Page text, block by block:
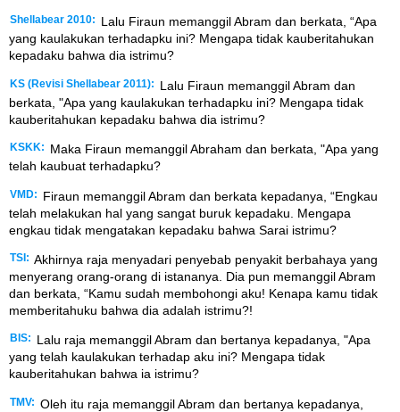
Shellabear 2010:
Lalu Firaun memanggil Abram dan berkata, “Apa
yang kaulakukan terhadapku ini? Mengapa tidak kauberitahukan
kepadaku bahwa dia istrimu?
KS (Revisi Shellabear 2011):
Lalu Firaun memanggil Abram dan
berkata, "Apa yang kaulakukan terhadapku ini? Mengapa tidak
kauberitahukan kepadaku bahwa dia istrimu?
KSKK:
Maka Firaun memanggil Abraham dan berkata, "Apa yang
telah kaubuat terhadapku?
VMD:
Firaun memanggil Abram dan berkata kepadanya, “Engkau
telah melakukan hal yang sangat buruk kepadaku. Mengapa
engkau tidak mengatakan kepadaku bahwa Sarai istrimu?
TSI: Akhirnya raja menyadari penyebab penyakit berbahaya yang
menyerang orang-orang di istananya. Dia pun memanggil Abram
dan berkata, “Kamu sudah membohongi aku! Kenapa kamu tidak
memberitahuku bahwa dia adalah istrimu?!
BIS:
Lalu raja memanggil Abram dan bertanya kepadanya, "Apa
yang telah kaulakukan terhadap aku ini? Mengapa tidak
kauberitahukan bahwa ia istrimu?
TMV: Oleh itu raja memanggil Abram dan bertanya kepadanya,